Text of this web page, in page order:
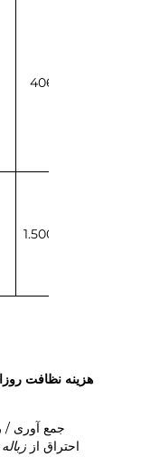
406
1.500
هزینه نظافت
جمع آوری /
احتراق از